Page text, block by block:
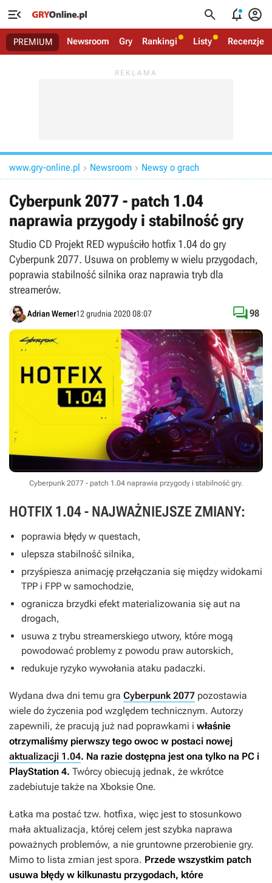
   
PREMIUM Newsroom Gry Rankingi Listy Recenzje
www.gry-online.pl  Newsroom  Newsy o grach
Cyberpunk 2077 - patch 1.04
naprawia przygody i stabilność gry
Studio CD Projekt RED wypuściło hotfix 1.04 do gry
Cyberpunk 2077. Usuwa on problemy w wielu przygodach,
poprawia stabilność silnika oraz naprawia tryb dla
streamerów.
Adrian Werner12 grudnia 2020 08:07 98
Cyberpunk 2077 - patch 1.04 naprawia przygody i stabilność gry.
HOTFIX 1.04 - NAJWAŻNIEJSZE ZMIANY:
poprawia błędy w questach,
ulepsza stabilność silnika,
przyśpiesza animację przełączania się między widokami
TPP i FPP w samochodzie,
ogranicza brzydki efekt materializowania się aut na
drogach,
usuwa z trybu streamerskiego utwory, które mogą
powodować problemy z powodu praw autorskich,
redukuje ryzyko wywołania ataku padaczki.
Wydana dwa dni temu gra Cyberpunk 2077 pozostawia
wiele do życzenia pod względem technicznym. Autorzy
zapewnili, że pracują już nad poprawkami i właśnie
otrzymaliśmy pierwszy tego owoc w postaci nowej
aktualizacji 1.04. Na razie dostępna jest ona tylko na PC i
PlayStation 4. Twórcy obiecują jednak, że wkrótce
zadebiutuje także na Xboksie One.
Łatka ma postać tzw. hotfixa, więc jest to stosunkowo
mała aktualizacja, której celem jest szybka naprawa
poważnych problemów, a nie gruntowne przerobienie gry.
Mimo to lista zmian jest spora. Przede wszystkim patch
usuwa błędy w kilkunastu przygodach, które